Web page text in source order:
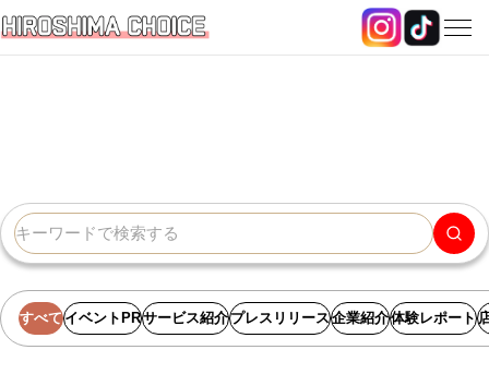
すべてイベントPRサービス紹介プレスリリース企業紹介体験レポート